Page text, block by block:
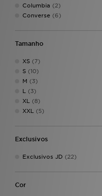
Columbia (2)
Converse (6)
Dr. Martens
Fila(10)
Havaianas
Hoodrich
Jordan
JUICY COUTURE
Lacoste
LEVI'S(1)
Napapijri(3)
On Running
Tamanho
XS (7)
S (10)
M (3)
L (3)
XL (8)
XXL (5)
Exclusivos
Exclusivos JD (22)
Cor